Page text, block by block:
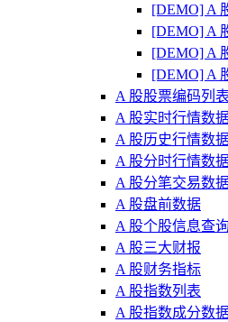
[DEMO] A
[DEMO] A
[DEMO] A
[DEMO] A
A 股股票编码列表
A 股实时行情数
A 股历史行情数
A 股分时行情数
A 股分笔交易数
A 股盘前数据
A 股个股信息查询
A 股三大财报
A 股财务指标
A 股指数列表
A 股指数成分数